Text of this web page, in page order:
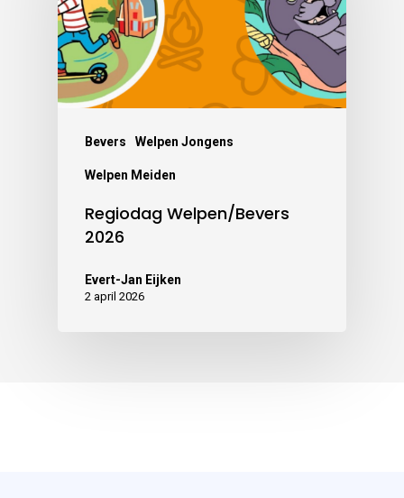
Bevers Welpen Jongens
Welpen Meiden
Regiodag Welpen/Bevers
2026
Evert-Jan Eijken
2 april 2026